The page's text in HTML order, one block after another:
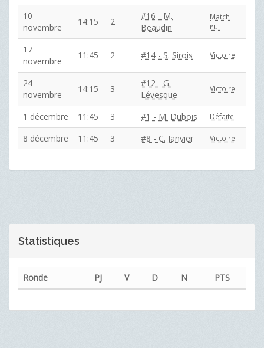
10
novembre
14:15 2
#16 - M.
Beaudin
Match
nul
17
novembre
11:45 2 #14 - S. Sirois Victoire
24
novembre
14:15 3
#12 - G.
Lévesque
Victoire
1 décembre 11:45 3 #1 - M. Dubois Défaite
8 décembre 11:45 3 #8 - C. Janvier Victoire
Statistiques
Ronde PJ V D N PTS